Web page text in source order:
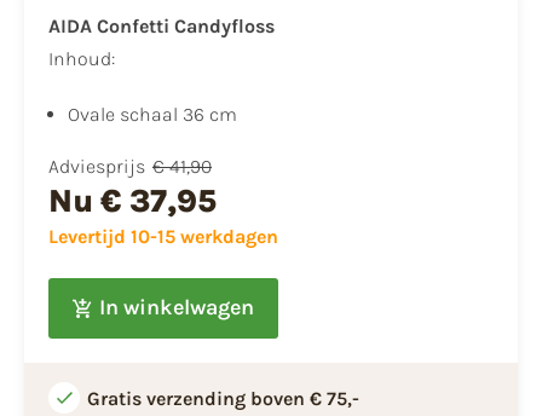
AIDA Confetti Candyfloss
​Inhoud:​
Ovale schaal 36 cm
Adviesprijs € 41,90
Nu € 37,95
Levertijd 10-15 werkdagen
In winkelwagen
Gratis verzending boven € 75,-